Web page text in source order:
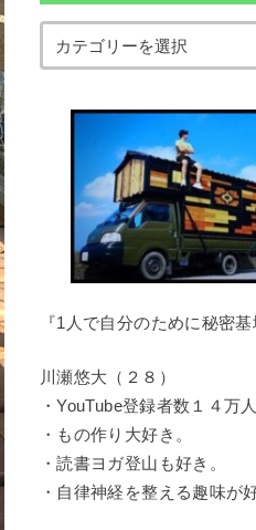
『1人で自分のために秘密
川瀬悠大（２８）
・YouTube登録者数１４万
・もの作り大好き。
・読書ヨガ登山も好き。
・自律神経を整える趣味が